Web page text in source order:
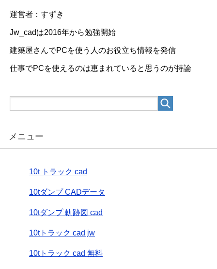
運営者：すずき
Jw_cadは2016年から勉強開始
建築屋さんでPCを使う人のお役立ち情報を発信
仕事でPCを使えるのは恵まれていると思うのが持論
メニュー
10t トラック cad
10tダンプ CADデータ
10tダンプ 軌跡図 cad
10tトラック cad jw
10tトラック cad 無料